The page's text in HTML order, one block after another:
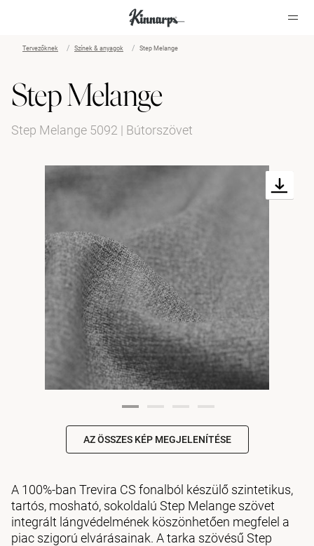
Tervezőknek Színek & anyagok Step Melange
Step Melange
Step Melange 5092 | Bútorszövet
AZ ÖSSZES KÉP MEGJELENÍTÉSE
A 100%-ban Trevira CS fonalból készülő szintetikus,
tartós, mosható, sokoldalú Step Melange szövet
integrált lángvédelmének köszönhetően megfelel a
piac szigorú elvárásainak. A tarka szövésű Step